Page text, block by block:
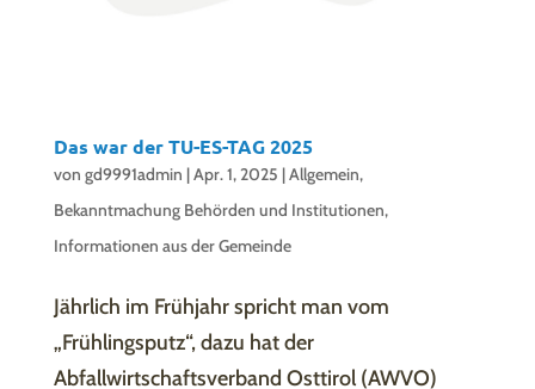
Das war der TU-ES-TAG 2025
von gd9991admin |Apr. 1, 2025 |Allgemein,
Bekanntmachung Behörden und Institutionen,
Informationen aus der Gemeinde
Jährlich im Frühjahr spricht man vom
„Frühlingsputz“, dazu hat der
Abfallwirtschaftsverband Osttirol (AWVO)